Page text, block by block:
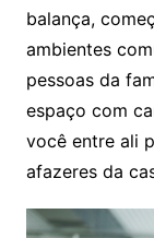
balança,
ambientes
pessoas da
espaço com
você entre ali
afazeres da